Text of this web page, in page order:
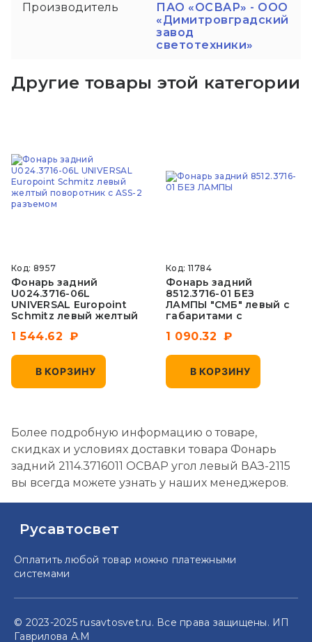
Производитель
ПАО «ОСВАР» - ООО
«Димитровградский
завод
светотехники»
Другие товары этой категории
Код: 8957
Фонарь задний
U024.3716-06L
UNIVERSAL Europoint
Schmitz левый желтый
разъемом
1 544.62
В КОРЗИНУ
Код: 11784
Фонарь задний
8512.3716-01 БЕЗ
ЛАМПЫ "СМБ" левый с
габаритами с
1 090.32
В КОРЗИНУ
Более подробную информацию о товаре,
скидках и условиях доставки товара Фонарь
задний 2114.3716011 ОСВАР угол левый ВАЗ-2115
вы всегда можете узнать у наших менеджеров.
Русавтосвет
Оплатить любой товар можно платежными
системами
© 2023-2025 rusavtosvet.ru. Все права защищены. ИП
Гаврилова А.М